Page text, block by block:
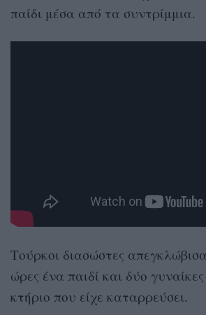
παίδι μέσα από τα συντρίμμια.
Τούρκοι διασώστες
ώρες ένα παιδί και δύο
κτήριο που είχε καταρρεύσει.